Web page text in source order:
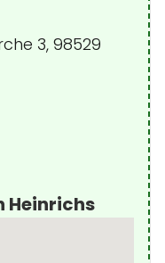
3, 98529
Heinrichs